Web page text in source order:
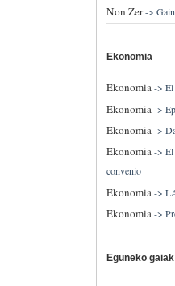
Non Zer->
Ekonomia
Ekonomia-> El
Ekonomia ->
Ekonomia->
Ekonomia->
convenio
Ekonomia->
Ekonomia->
Eguneko gaiak